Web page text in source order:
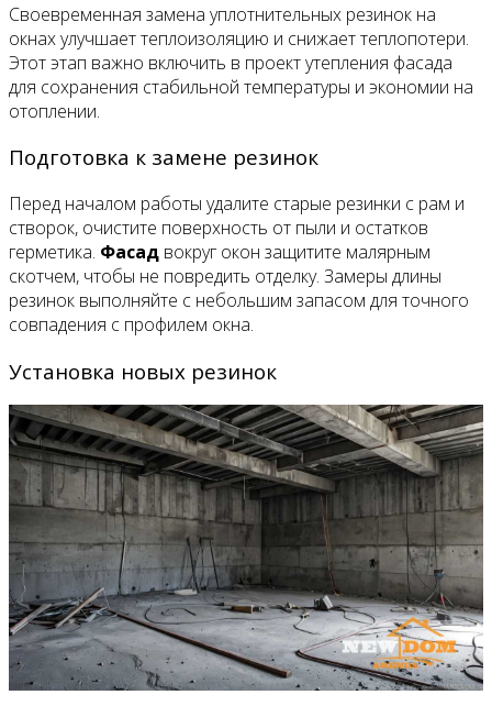
Своевременная замена уплотнительных резинок на
окнах улучшает теплоизоляцию и снижает теплопотери.
Этот этап важно включить в проект утепления фасада
для сохранения стабильной температуры и экономии на
отоплении.
Подготовка к замене резинок
Перед началом работы удалите старые резинки с рам и
створок, очистите поверхность от пыли и остатков
герметика. Фасад вокруг окон защитите малярным
скотчем, чтобы не повредить отделку. Замеры длины
резинок выполняйте с небольшим запасом для точного
совпадения с профилем окна.
Установка новых резинок